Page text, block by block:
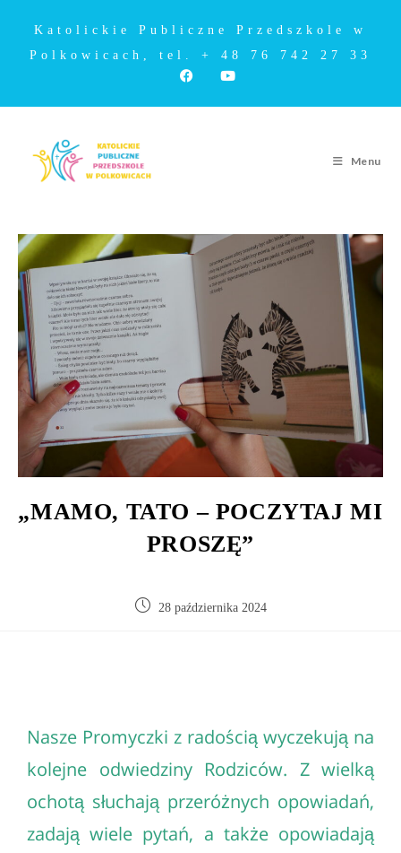
Katolickie Publiczne Przedszkole w
Polkowicach, tel. + 48 76 742 27 33
Menu
„MAMO, TATO – POCZYTAJ MI
PROSZĘ”
28 października 2024
Nasze Promyczki z radością wyczekują na
kolejne odwiedziny Rodziców. Z wielką
ochotą słuchają przeróżnych opowiadań,
zadają wiele pytań, a także opowiadają